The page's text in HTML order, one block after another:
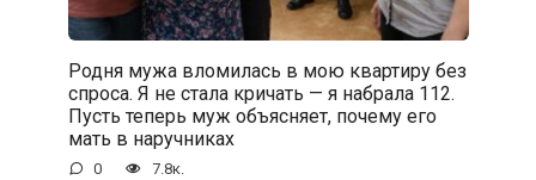
Родня мужа вломилась в мою квартиру без
спроса. Я не стала кричать — я набрала 112.
Пусть теперь муж объясняет, почему его
мать в наручниках
0 7.8к.